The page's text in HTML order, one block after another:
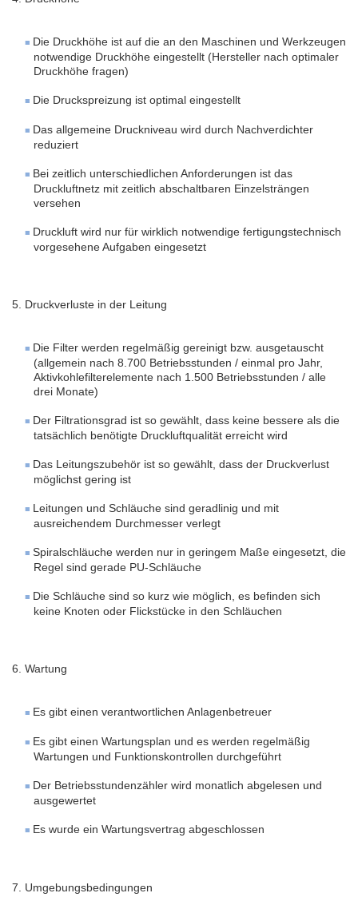
Die Druckhöhe ist auf die an den Maschinen und Werkzeugen
notwendige Druckhöhe eingestellt (Hersteller nach optimaler
Druckhöhe fragen)
Die Druckspreizung ist optimal eingestellt
Das allgemeine Druckniveau wird durch Nachverdichter
reduziert
Bei zeitlich unterschiedlichen Anforderungen ist das
Druckluftnetz mit zeitlich abschaltbaren Einzelsträngen
versehen
Druckluft wird nur für wirklich notwendige fertigungstechnisch
vorgesehene Aufgaben eingesetzt
5. Druckverluste in der Leitung
Die Filter werden regelmäßig gereinigt bzw. ausgetauscht
(allgemein nach 8.700 Betriebsstunden / einmal pro Jahr,
Aktivkohlefilterelemente nach 1.500 Betriebsstunden / alle
drei Monate)
Der Filtrationsgrad ist so gewählt, dass keine bessere als die
tatsächlich benötigte Druckluftqualität erreicht wird
Das Leitungszubehör ist so gewählt, dass der Druckverlust
möglichst gering ist
Leitungen und Schläuche sind geradlinig und mit
ausreichendem Durchmesser verlegt
Spiralschläuche werden nur in geringem Maße eingesetzt, die
Regel sind gerade PU-Schläuche
Die Schläuche sind so kurz wie möglich, es befinden sich
keine Knoten oder Flickstücke in den Schläuchen
6. Wartung
Es gibt einen verantwortlichen Anlagenbetreuer
Es gibt einen Wartungsplan und es werden regelmäßig
Wartungen und Funktionskontrollen durchgeführt
Der Betriebsstundenzähler wird monatlich abgelesen und
ausgewertet
Es wurde ein Wartungsvertrag abgeschlossen
7. Umgebungsbedingungen